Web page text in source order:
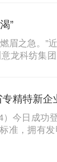
”
眉之急。”
纺集团股
精特新
今日成功
准，拥有